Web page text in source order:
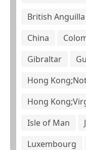
British Anguilla
China
Gibraltar
Hong
Hong
Isle of Man
Luxembourg